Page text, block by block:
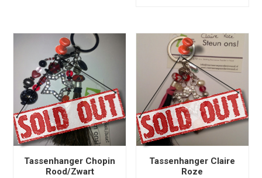
Tassenhanger Chopin
Rood/Zwart
Tassenhanger Claire
Roze